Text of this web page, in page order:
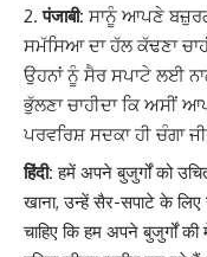
पंजाबी: ਸਾਨੂੰ ਆਪਣੇ
ਸਮੱਸਿਆ ਦਾ ਹੱਲ ਕੱਢਣਾ
ਉਹਨਾਂ ਨੂੰ ਸੈਰ ਸਪਾਟੇ ਲਈ
ਭੁੱਲਣਾ ਚਾਹੀਦਾ ਕਿ ਅਸੀਂ
ਪਰਵਰਿਸ਼ ਸਦਕਾ ਹੀ ਚੰਗਾ
हिंदी: हमें अपने बुजुर्गों को
खाना, उन्हें सैर-सपाटे के
चाहिए कि हम अपने बुजुर्गों